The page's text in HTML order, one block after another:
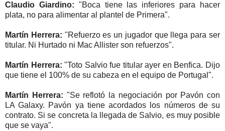
Claudio Giardino: "Boca tiene las inferiores para hacer
plata, no para alimentar al plantel de Primera".
Martín Herrera: "Refuerzo es un jugador que llega para ser
titular. Ni Hurtado ni Mac Allister son refuerzos".
Martín Herrera:"Toto Salvio fue titular ayer en Benfica. Dijo
que tiene el 100% de su cabeza en el equipo de Portugal".
Martín Herrera: "Se reflotó la negociación por Pavón con
LA Galaxy. Pavón ya tiene acordados los números de su
contrato. Si se concreta la llegada de Salvio, es muy posible
que se vaya".